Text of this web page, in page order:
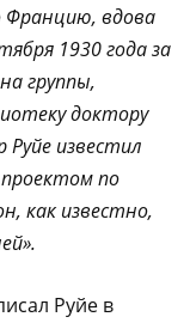
Францию, вдова
1930 года за
группы,
доктору
Руйе известил
по
как известно,
Руйе в